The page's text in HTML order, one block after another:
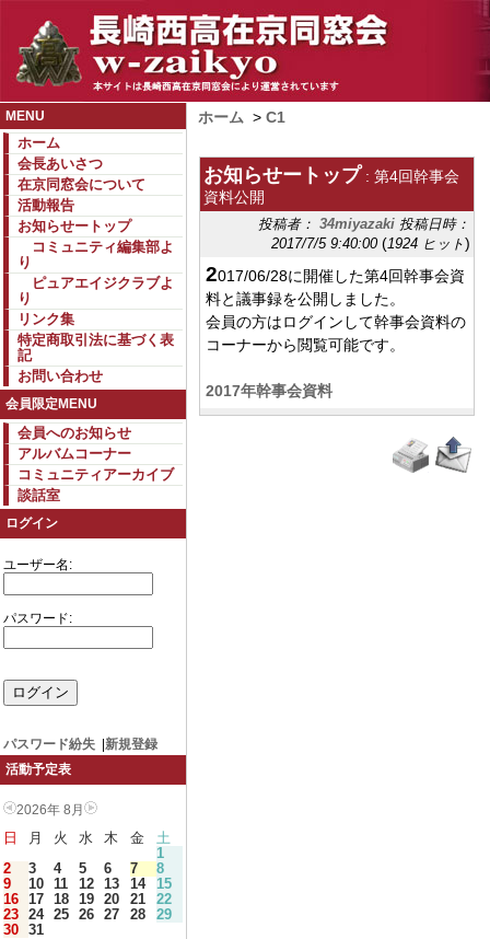
MENU
ホーム
会長あいさつ
在京同窓会について
活動報告
お知らせートップ
コミュニティ編集部よ
り
ピュアエイジクラブよ
り
リンク集
特定商取引法に基づく表
記
お問い合わせ
会員限定MENU
会員へのお知らせ
アルバムコーナー
コミュニティアーカイブ
談話室
ログイン
ユーザー名:
パスワード:
パスワード紛失
新規登録
活動予定表
2026年 8月
日 月 火 水 木 金
土
1
2
3 4 5 6 7
8
9
10 11 12 13 14
15
16 17 18 19 20 21
22
23 24 25 26 27 28
29
30 31
ホーム > C1
お知らせートップ : 第4回幹事会
資料公開
投稿者： 34miyazaki 投稿日時：
2017/7/5 9:40:00(1924 ヒット)
2017/06/28に開催した第4回幹事会資
料と議事録を公開しました。
会員の方はログインして幹事会資料の
コーナーから閲覧可能です。
2017年幹事会資料